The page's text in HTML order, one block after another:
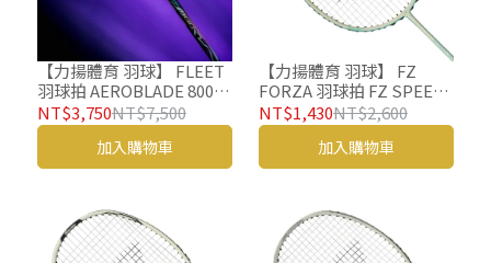
【力揚體育 羽球】 FLEET
羽球拍 AEROBLADE 800
風刃 羽毛球拍 G6 富力特
NT$3,750NT$7,500
加入購物車
【力揚體育 羽球】 FZ
FORZA 羽球拍 FZ SPEED
LIGHT 30 羽毛球拍
NT$1,430NT$2,600
加入購物車